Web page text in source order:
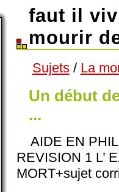
faut il
mourir
Sujets/ La
Un début
...
AIDE EN
REVISION 1 L’
MORT+sujet